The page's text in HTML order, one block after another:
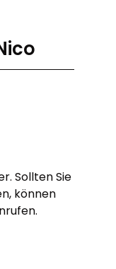
Sollten Sie
können